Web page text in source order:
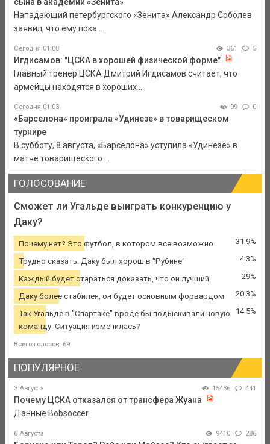
сына в академии «Зенита»
Нападающий петербургского «Зенита» Александр Соболев
заявил, что ему пока ...
Сегодня 01:08 361 5
Игдисамов: "ЦСКА в хорошей физической форме"
Главный тренер ЦСКА Дмитрий Игдисамов считает, что
армейцы находятся в хороших ...
Сегодня 01:03 99 0
«Барселона» проиграла «Удинезе» в товарищеском
турнире
В субботу, 8 августа, «Барселона» уступила «Удинезе» в
матче товарищеского ...
ГОЛОСОВАНИЕ
Сможет ли Угальде выиграть конкуренцию у
Даку?
Почему нет? Это футбол, в котором все возможно 31.9%
Трудно сказать. Даку был хорош в "Рубине" 4.3%
Каждый будет стараться доказать, что он лучший 29%
Даку более стабилен, он будет основным форвардом 20.3%
Так Угальде в "Спартаке" вроде бы подыскивали новую
команду. Ситуация изменилась?
14.5%
Всего голосов: 69
ПОПУЛЯРНОЕ
3 Августа 15436 441
Почему ЦСКА отказался от трансфера Жуана
Данные Bobsoccer.
6 Августа 9410 286